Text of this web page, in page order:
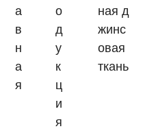
а
в
н
а
я
о
д
у
к
ц
и
я
ная д
жинс
овая
ткань